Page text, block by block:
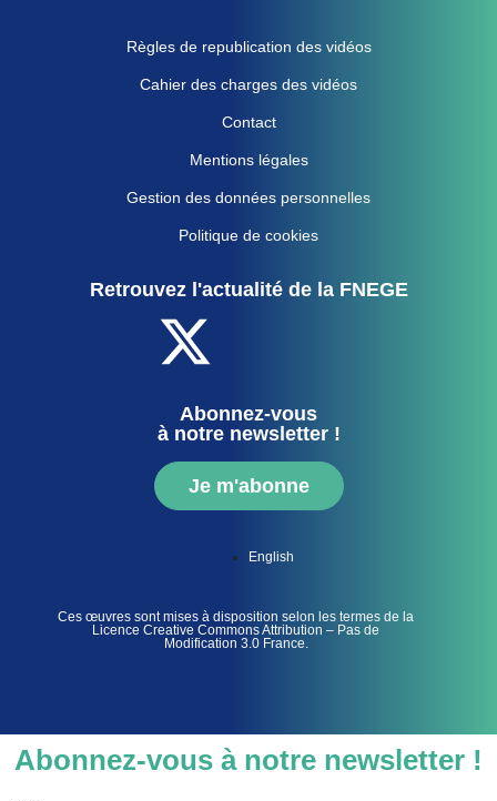
Règles de republication des vidéos
Cahier des charges des vidéos
Contact
Mentions légales
Gestion des données personnelles
Politique de cookies
Retrouvez l'actualité de la FNEGE
Abonnez-vous
à notre newsletter !
Je m'abonne
English
Ces œuvres sont mises à disposition selon les termes de la
Licence Creative Commons Attribution – Pas de
Modification 3.0 France.
Abonnez-vous à notre newsletter !